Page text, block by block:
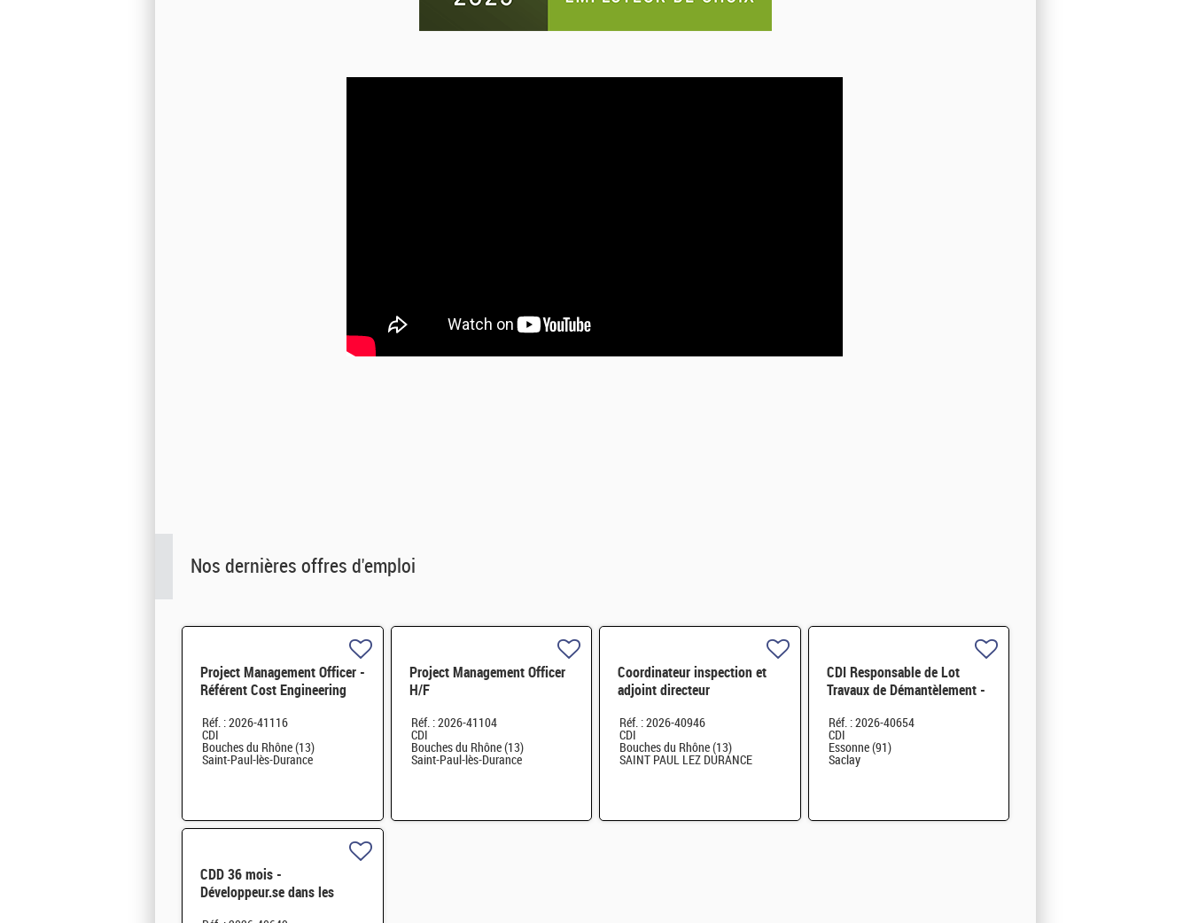
Nos dernières offres d'emploi
Project Management Officer -
Référent Cost Engineering
Réf. : 2026-41116
CDI
Bouches du Rhône (13)
Saint-Paul-lès-Durance
Project Management Officer
H/F
Réf. : 2026-41104
CDI
Bouches du Rhône (13)
Saint-Paul-lès-Durance
Coordinateur inspection et
adjoint directeur
RJH H/F
Réf. : 2026-40946
CDI
Bouches du Rhône (13)
SAINT PAUL LEZ DURANCE
CDI Responsable de Lot
Travaux de Démantèlement -
Réf. : 2026-40654
CDI
Essonne (91)
Saclay
CDD 36 mois -
Développeur.se dans les